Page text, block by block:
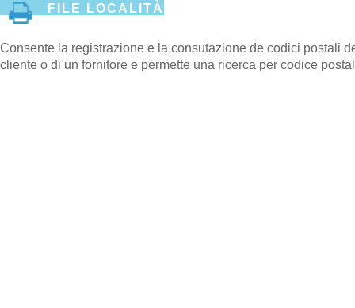
FILE LOCALITÀ
Consente la registrazione e la consutazione de codici postali
cliente o di un fornitore e permette una ricerca per codice